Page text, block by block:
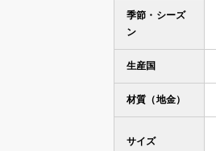
季節・シーズ
ン
生産国
材質（地金）
サイズ